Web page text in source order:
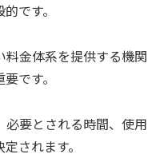
です。
金体系を提供する機関
です。
要とされる時間、使用
されます。